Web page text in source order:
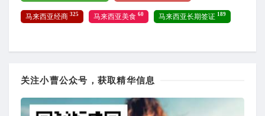
马来西亚经商 325 马来西亚美食 60 马来西亚长期签证 189
关注小曹公众号，获取精华信息